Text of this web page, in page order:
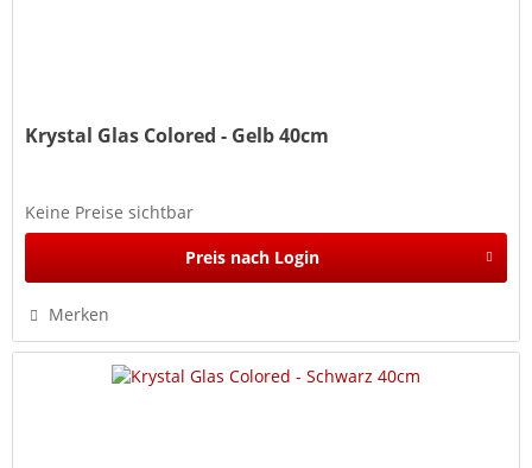
Krystal Glas Colored - Gelb 40cm
Keine Preise sichtbar
Preis nach Login
Merken